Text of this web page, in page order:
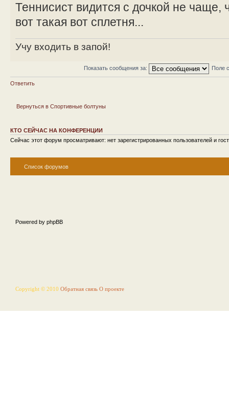
Теннисист видится с дочкой не чаще,
вот такая вот сплетня...
Учу входить в запой!
Показать сообщения за: Поле
Ответить
Вернуться в Спортивные болтуны
КТО СЕЙЧАС НА КОНФЕРЕНЦИИ
Сейчас этот форум просматривают: нет зарегистрированных пользователей и
Список форумов
Powered by phpBB
Copyright © 2010 Обратная связь О проекте